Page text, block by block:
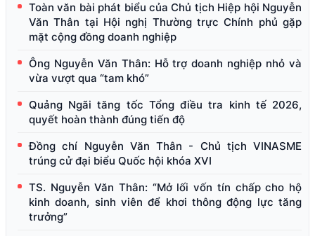
Toàn văn bài phát biểu của Chủ tịch Hiệp hội Nguyễn
Văn Thân tại Hội nghị Thường trực Chính phủ gặp
mặt cộng đồng doanh nghiệp
Ông Nguyễn Văn Thân: Hỗ trợ doanh nghiệp nhỏ và
vừa vượt qua “tam khó”
Quảng Ngãi tăng tốc Tổng điều tra kinh tế 2026,
quyết hoàn thành đúng tiến độ
Đồng chí Nguyễn Văn Thân - Chủ tịch VINASME
trúng cử đại biểu Quốc hội khóa XVI
TS. Nguyễn Văn Thân: “Mở lối vốn tín chấp cho hộ
kinh doanh, sinh viên để khơi thông động lực tăng
trưởng”